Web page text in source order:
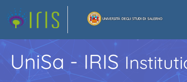
UniSa - IRIS